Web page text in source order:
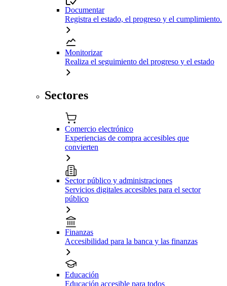
Documentar
Registra el estado, el progreso y el cumplimiento.
Monitorizar
Realiza el seguimiento del progreso y el estado
Sectores
Comercio electrónico
Experiencias de compra accesibles que
convierten
Sector público y administraciones
Servicios digitales accesibles para el sector
público
Finanzas
Accesibilidad para la banca y las finanzas
Educación
Educación accesible para todos